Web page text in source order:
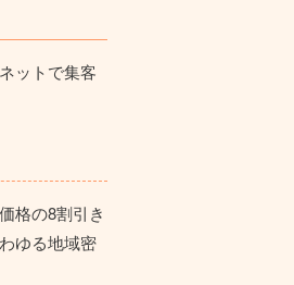
ットで集客
格の8割引き
ゆる地域密